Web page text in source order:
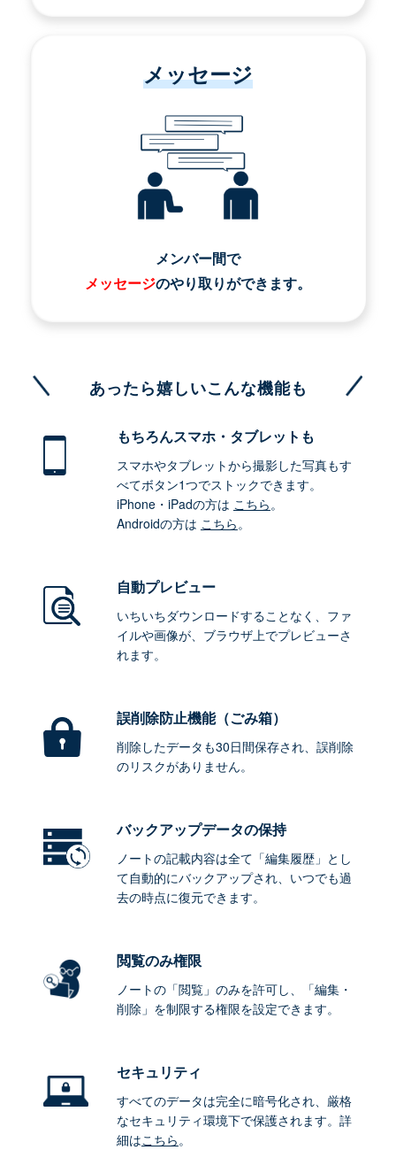
メッセージ
メンバー間で
メッセージのやり取りができます。
あったら嬉しいこんな機能も
もちろんスマホ・タブレットも
スマホやタブレットから撮影した写真もす
べてボタン1つでストックできます。
iPhone・iPadの方は こちら。
Androidの方は こちら。
自動プレビュー
いちいちダウンロードすることなく、ファ
イルや画像が、ブラウザ上でプレビューさ
れます。
誤削除防止機能（ごみ箱）
削除したデータも30日間保存され、誤削除
のリスクがありません。
バックアップデータの保持
ノートの記載内容は全て「編集履歴」とし
て自動的にバックアップされ、いつでも過
去の時点に復元できます。
閲覧のみ権限
ノートの「閲覧」のみを許可し、「編集・
削除」を制限する権限を設定できます。
セキュリティ
すべてのデータは完全に暗号化され、厳格
なセキュリティ環境下で保護されます。詳
細はこちら。